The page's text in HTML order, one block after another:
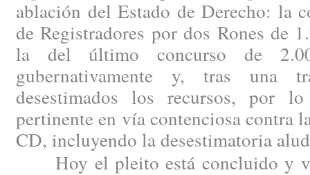
ablación del Estado de Derecho: la
de Registradores por dos Rones de
la del último concurso de
gubernativamente y, tras una
desestimados los recursos, por
pertinente en vía contenciosa contra
CD, incluyendo la desestimatoria
Hoy el pleito está concluido y